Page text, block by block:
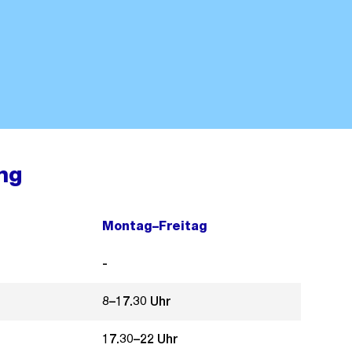
Montag–Freitag
-
8–17.30 Uhr
17.30–22 Uhr